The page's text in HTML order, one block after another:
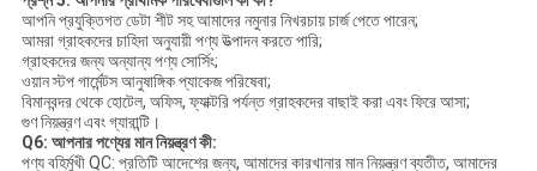
আপনি প্রযুক্তিগত ডেটা শীট সহ আমাদের নমুনার নিখরচায় চার্জ পেতে পারেন;
আমরা গ্রাহকদের চাহিদা অনুযায়ী পণ্য উত্পাদন করতে পারি;
গ্রাহকদের জন্য অন্যান্য পণ্য সোর্সিং;
ওয়ান স্টপ গার্মেন্টস আনুষাঙ্গিক প্যাকেজ পরিষেবা;
বিমানবন্দর থেকে হোটেল, অফিস, ফ্যাক্টরি পর্যন্ত গ্রাহকদের বাছাই করা এবং ফিরে আসা;
গুণ নিয়ন্ত্রণ এবং গ্যারান্টি।
Q6: আপনার পণ্যের মান নিয়ন্ত্রণ কী:
পণ্য বহির্মুখী QC: প্রতিটি আদেশের জন্য, আমাদের কারখানার মান নিয়ন্ত্রণ ব্যতীত, আমাদের